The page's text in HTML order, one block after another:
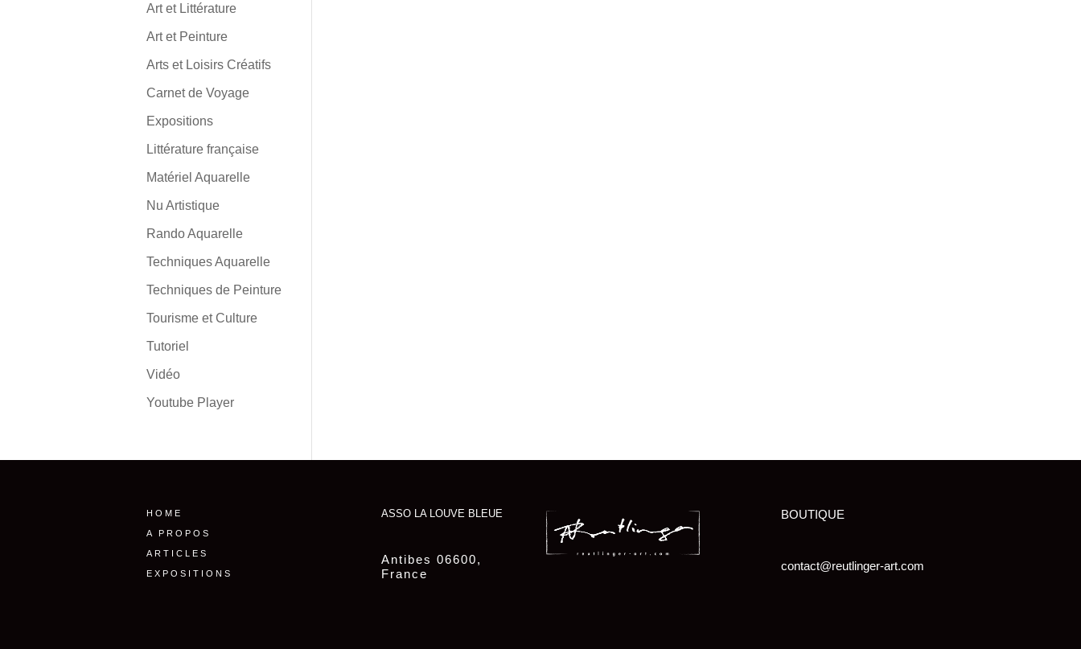
Art et Littérature
Art et Peinture
Arts et Loisirs Créatifs
Carnet de Voyage
Expositions
Littérature française
Matériel Aquarelle
Nu Artistique
Rando Aquarelle
Techniques Aquarelle
Techniques de Peinture
Tourisme et Culture
Tutoriel
Vidéo
Youtube Player
HOME
A PROPOS
ARTICLES
EXPOSITIONS
ASSO LA LOUVE BLEUE
Antibes 06600,
France
BOUTIQUE
contact@reutlinger-art.com